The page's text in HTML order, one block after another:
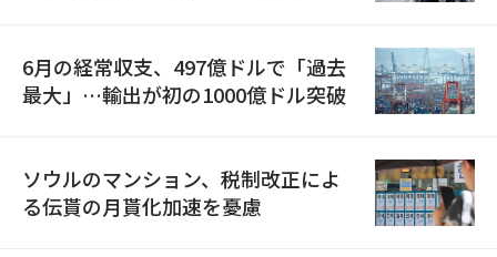
6月の経常収支、497億ドルで「過去
最大」…輸出が初の1000億ドル突破
ソウルのマンション、税制改正によ
る伝貰の月貰化加速を憂慮